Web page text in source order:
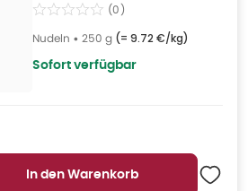
(0)
Nudeln • 250 g (= 9.72 €/kg)
Sofort verfügbar
In den Warenkorb